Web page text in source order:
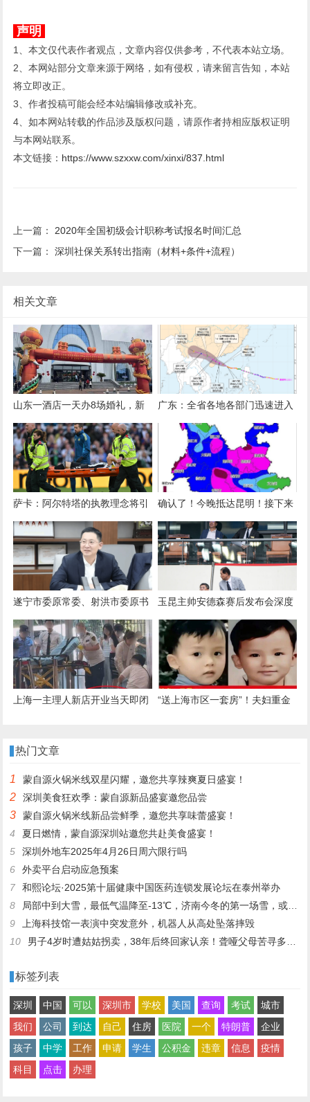
声明
1、本文仅代表作者观点，文章内容仅供参考，不代表本站立场。
2、本网站部分文章来源于网络，如有侵权，请来留言告知，本站
将立即改正。
3、作者投稿可能会经本站编辑修改或补充。
4、如本网站转载的作品涉及版权问题，请原作者持相应版权证明
与本网站联系。
本文链接： https://www.szxxw.com/xinxi/837.html
上一篇： 2020年全国初级会计职称考试报名时间汇总
下一篇：深圳社保关系转出指南（材料+条件+流程）
相关文章
山东一酒店一天办8场婚礼，新
人共用一个充气拱门，酒店称免
费提供：大家都想放前面，顺序
不好协调
广东：全省各地各部门迅速进入
临战状态
萨卡：阿尔特塔的执教理念将引
领阿森纳走向成功
确认了！今晚抵达昆明！接下来
更猛，这期间暂停外出
遂宁市委原常委、射洪市委原书
记谭晓政任四川省交通厅副厅长
玉昆主帅安德森赛后发布会深度
解析：为何对北京队表达赞赏？
上海一主理人新店开业当天即闭
晕倒，商场：已送医，另有人中
“送上海市区一套房”！夫妇重金
热门文章
1 蒙自源火锅米线双星闪耀，邀您共享辣爽夏日盛宴！
2 深圳美食狂欢季：蒙自源新品盛宴邀您品尝
3
蒙自源火锅米线新品尝鲜季，邀您共享味蕾盛宴！
4
夏日燃情，蒙自源深圳站邀您共赴美食盛宴！
5
深圳外地车2025年4月26日周六限行吗
6
外卖平台启动应急预案
7
和熙论坛·2025第十届健康中国医药连锁发展论坛在泰州举办
8
局部中到大雪，最低气温降至-13℃，济南今冬的第一场雪，或跟去年同一时间！
9
上海科技馆一表演中突发意外，机器人从高处坠落摔毁
10
男子4岁时遭姑姑拐卖，38年后终回家认亲！聋哑父母苦寻多年，母亲已抱憾离世丨红星寻人
标签列表
深圳 中国 可以 深圳市 学校 美国 查询 考试
城市
我们
公司 到达 自己 住房 医院 一个 特朗普
企业
孩子
中学 工作 申请 学生 公积金 违章 信息
疫情
科目
点击 办理